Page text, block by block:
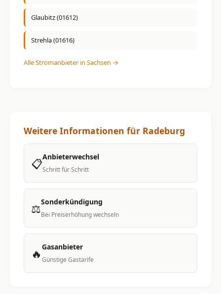
Glaubitz (01612)
Strehla (01616)
Alle Stromanbieter in Sachsen →
Weitere Informationen für Radeburg
📋Anbieterwechsel
Schritt für Schritt
⚖️Sonderkündigung
Bei Preiserhöhung wechseln
🔥 Gasanbieter
Günstige Gastarife